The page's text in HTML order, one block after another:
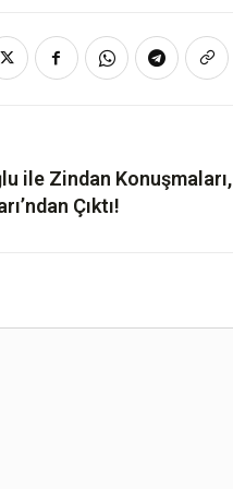
İletişim
ile Zindan Konuşmaları,
Çıktı!